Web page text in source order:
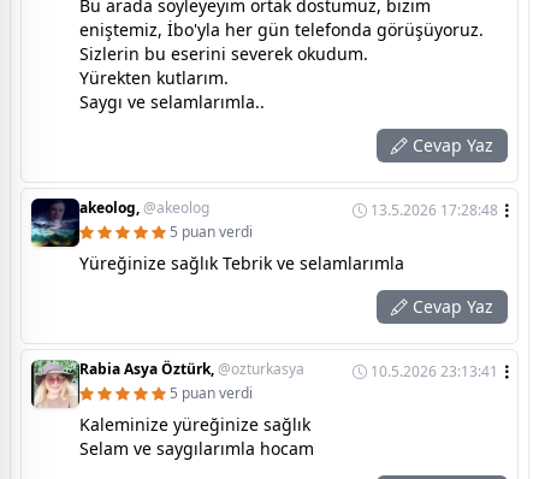
Bu arada söyleyeyim ortak dostumuz, bizim
eniştemiz, İbo'yla her gün telefonda görüşüyoruz.
Sizlerin bu eserini severek okudum.
Yürekten kutlarım.
Saygı ve selamlarımla..
Cevap Yaz
akeolog,@akeolog
13.5.2026 17:28:48
5 puan verdi
Yüreğinize sağlık Tebrik ve selamlarımla
Cevap Yaz
Rabia Asya Öztürk,@ozturkasya
10.5.2026 23:13:41
5 puan verdi
Kaleminize yüreğinize sağlık
Selam ve saygılarımla hocam